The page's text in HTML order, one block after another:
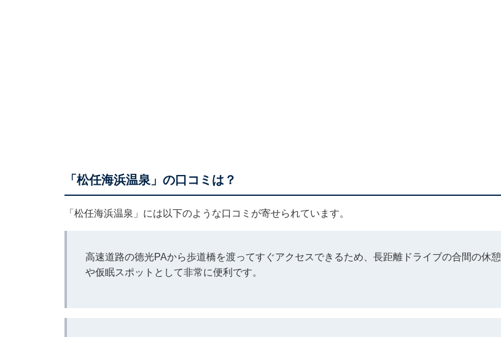
「松任海浜温泉」の口コミは？
「松任海浜温泉」には以下のような口コミが寄せられています。
高速道路の徳光PAから歩道橋を渡ってすぐアクセスできるため、長距離ドライブの合間の休憩
や仮眠スポットとして非常に便利です。